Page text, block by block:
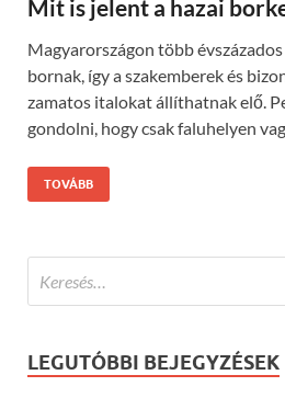
Mit is jelent a hazai
Magyarországon több
bornak, így a szakemberek és
zamatos italokat állíthatnak elő.
gondolni, hogy csak faluhelyen
TOVÁBB
LEGUTÓBBI BEJEGYZÉSEK